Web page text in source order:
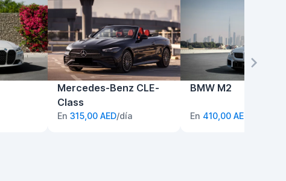
Mercedes-Benz CLE-
Class
En 315,00 AED/día
BMW M2
En 410,00 AED